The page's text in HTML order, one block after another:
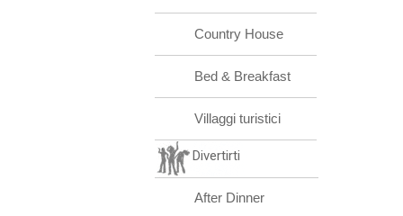
Country House
Bed & Breakfast
Villaggi turistici
Divertirti
After Dinner